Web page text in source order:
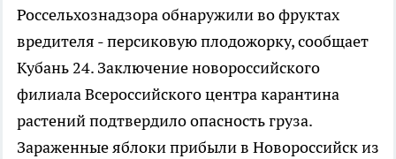
Россельхознадзора обнаружили во фруктах
вредителя - персиковую плодожорку, сообщает
Кубань 24. Заключение новороссийского
филиала Всероссийского центра карантина
растений подтвердило опасность груза.
Зараженные яблоки прибыли в Новороссийск из